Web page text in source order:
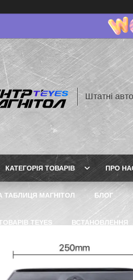
Штатні
КАТЕГОРІЯ ТОВАРІВ ПРО
ТАБЛИЦЯ МАГНІТОЛ БЛОГ
TEYES ВСТАНОВЛЕННЯ